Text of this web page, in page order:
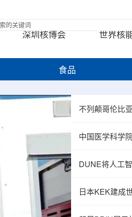
深圳核博会 世界核
食品
日本KEK建成